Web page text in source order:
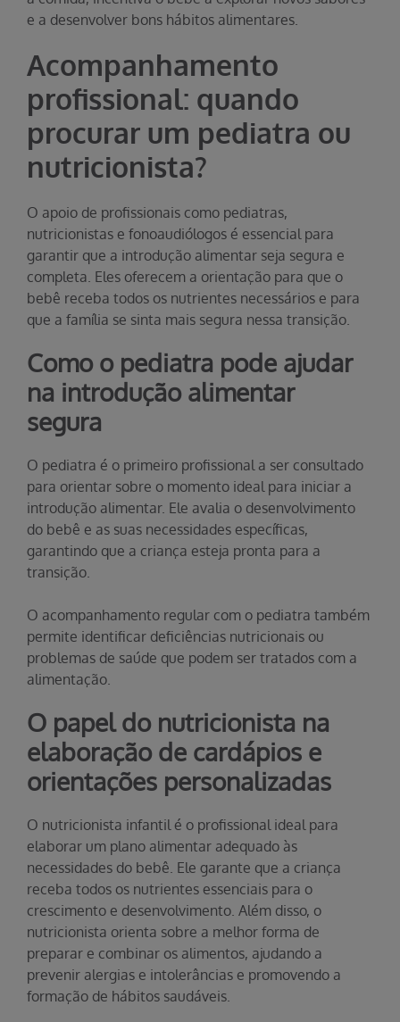
e a desenvolver bons hábitos alimentares.
Acompanhamento
profissional: quando
procurar um pediatra ou
nutricionista?
O apoio de profissionais como pediatras,
nutricionistas e fonoaudiólogos é essencial para
garantir que a introdução alimentar seja segura e
completa. Eles oferecem a orientação para que o
bebê receba todos os nutrientes necessários e para
que a família se sinta mais segura nessa transição.
Como o pediatra pode ajudar
na introdução alimentar
segura
O pediatra é o primeiro profissional a ser consultado
para orientar sobre o momento ideal para iniciar a
introdução alimentar. Ele avalia o desenvolvimento
do bebê e as suas necessidades específicas,
garantindo que a criança esteja pronta para a
transição.
O acompanhamento regular com o pediatra também
permite identificar deficiências nutricionais ou
problemas de saúde que podem ser tratados com a
alimentação.
O papel do nutricionista na
elaboração de cardápios e
orientações personalizadas
O nutricionista infantil é o profissional ideal para
elaborar um plano alimentar adequado às
necessidades do bebê. Ele garante que a criança
receba todos os nutrientes essenciais para o
crescimento e desenvolvimento. Além disso, o
nutricionista orienta sobre a melhor forma de
preparar e combinar os alimentos, ajudando a
prevenir alergias e intolerâncias e promovendo a
formação de hábitos saudáveis.